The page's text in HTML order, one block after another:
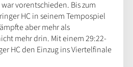
vorentschieden. Bis zum
HC in seinem Tempospiel
aber mehr als
mehr drin. Mit einem 29:22-
HC den Einzug ins Viertelfinale